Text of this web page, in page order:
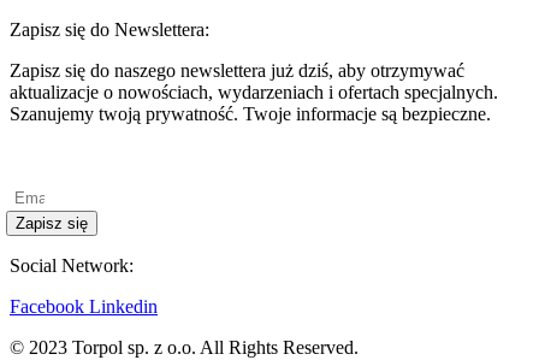
Zapisz się do Newslettera:
Zapisz się do naszego newslettera już dziś, aby otrzymywać
aktualizacje o nowościach, wydarzeniach i ofertach specjalnych.
Szanujemy twoją prywatność. Twoje informacje są bezpieczne.
Zapisz się
Social Network:
Facebook Linkedin
© 2023 Torpol sp. z o.o. All Rights Reserved.